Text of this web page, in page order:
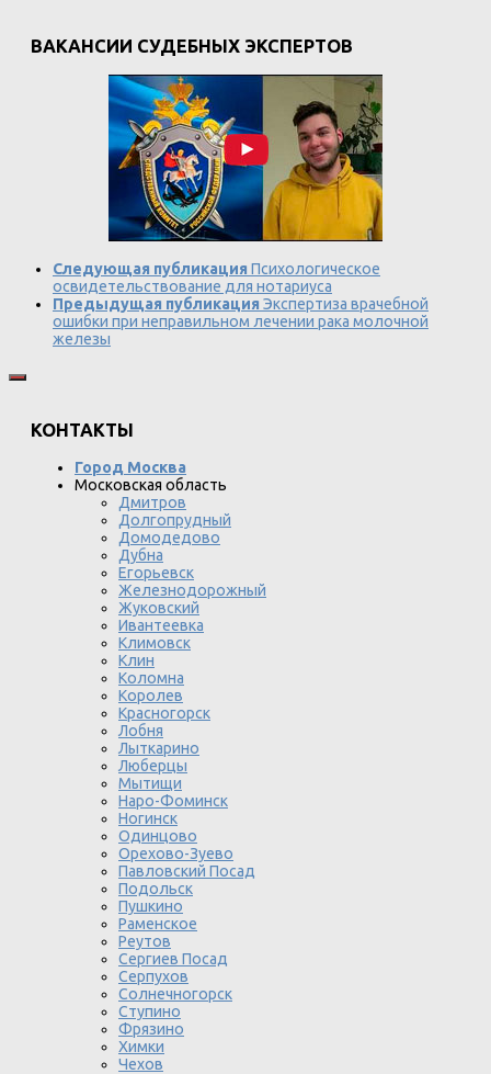
ВАКАНСИИ СУДЕБНЫХ ЭКСПЕРТОВ
Следующая публикация Психологическое
освидетельствование для нотариуса
Предыдущая публикация Экспертиза врачебной
ошибки при неправильном лечении рака молочной
железы
КОНТАКТЫ
Город Москва
Московская область
Дмитров
Долгопрудный
Домодедово
Дубна
Егорьевск
Железнодорожный
Жуковский
Ивантеевка
Климовск
Клин
Коломна
Королев
Красногорск
Лобня
Лыткарино
Люберцы
Мытищи
Наро-Фоминск
Ногинск
Одинцово
Орехово-Зуево
Павловский Посад
Подольск
Пушкино
Раменское
Реутов
Сергиев Посад
Серпухов
Солнечногорск
Ступино
Фрязино
Химки
Чехов